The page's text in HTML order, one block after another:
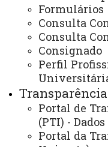
Formulários
Consulta
Consulta
Consignado
Perfil
Transparência
Portal de
(PTI) -
Portal da
Você está aqui:
Campus Cascavel
Lista de Itens do
Programa de
ACESSE